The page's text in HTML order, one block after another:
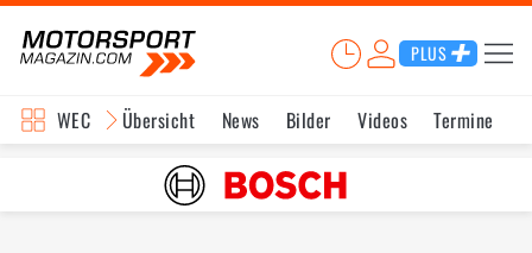
PLUS
WEC Übersicht News Bilder Videos Termine